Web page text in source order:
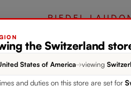
RIEDEL
Complete
the Switzerland
States of America→viewing
and duties on this store are set for